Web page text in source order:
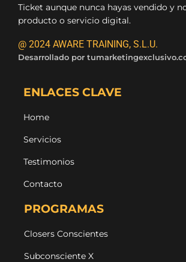
Ticket aunque nunca hayas vendido y
producto o servicio digital.
@ 2024 AWARE TRAINING, S.L.U.
Desarrollado por
ENLACES CLAVE
Home
Servicios
Testimonios
Contacto
PROGRAMAS
Closers Conscientes
Subconsciente X